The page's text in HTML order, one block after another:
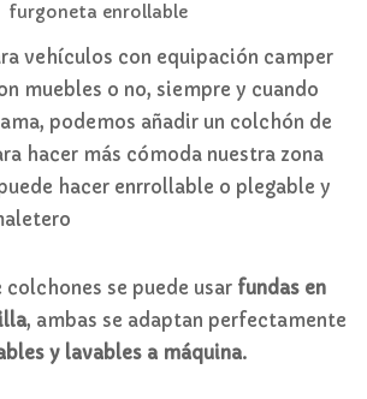
furgoneta enrollable
vehículos con equipación camper
muebles o no, siempre y cuando
podemos añadir un colchón de
hacer más cómoda nuestra zona
hacer enrrollable o plegable y
se puede usar fundas en
, ambas se adaptan perfectamente
y lavables a máquina.